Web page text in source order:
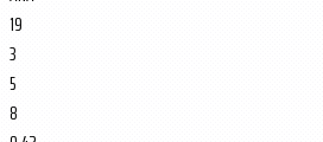
19
3
5
8